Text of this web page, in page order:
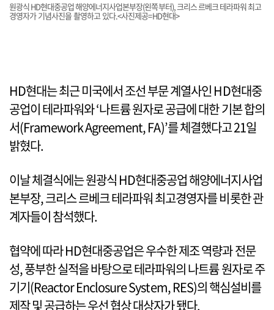
원광식 HD현대중공업 해양에너지사업본부장(왼쪽부터), 크리스 르베크 테라파워 최고
경영자가 기념사진을 촬영하고 있다.<사진제공=HD현대>
HD현대는 최근 미국에서 조선 부문 계열사인 HD현대중
공업이 테라파워와 ‘나트륨 원자로 공급에 대한 기본 합의
서(Framework Agreement, FA)’를 체결했다고 21일
밝혔다.
이날 체결식에는 원광식 HD현대중공업 해양에너지사업
본부장, 크리스 르베크 테라파워 최고경영자를 비롯한 관
계자들이 참석했다.
협약에 따라 HD현대중공업은 우수한 제조 역량과 전문
성, 풍부한 실적을 바탕으로 테라파워의 나트륨 원자로 주
기기(Reactor Enclosure System, RES)의 핵심설비를
제작 및 공급하는 우선 협상 대상자가 됐다.